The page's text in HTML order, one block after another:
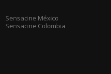
Sensacine México
Sensacine Colombia